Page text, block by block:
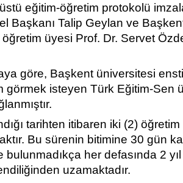
eğitim-öğretim protokolü
Başkanı Talip Geylan ve
üyesi Prof. Dr. Servet
göre, Başkent üniversitesi
görmek isteyen Türk Eğitim-Sen
tarihten itibaren iki (2) öğretim
Bu sürenin bitimine 30 gün
her defasında 2
uzamaktadır.